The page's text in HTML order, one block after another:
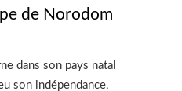
de Norodom
dans son pays natal
son indépendance,